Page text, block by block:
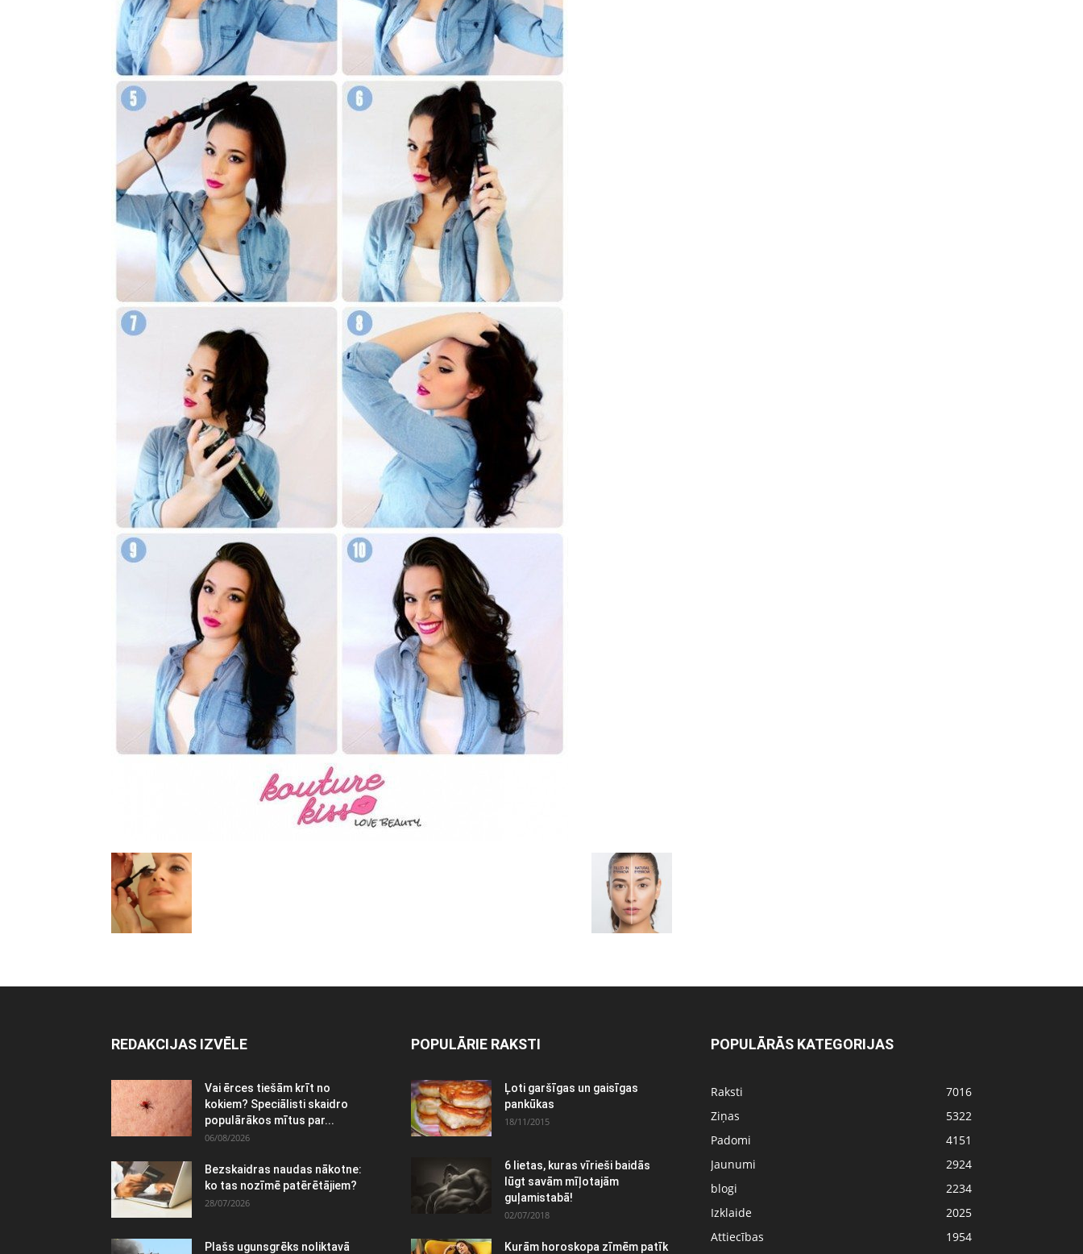
REDAKCIJAS IZVĒLE
Vai ērces tiešām krīt no
kokiem? Speciālisti skaidro
populārākos mītus par...
06/08/2026
Bezskaidras naudas nākotne:
ko tas nozīmē patērētājiem?
28/07/2026
Plašs ugunsgrēks noliktavā
POPULĀRIE RAKSTI
Ļoti garšīgas un gaisīgas
pankūkas
18/11/2015
6 lietas, kuras vīrieši baidās
lūgt savām mīļotajām
guļamistabā!
02/07/2018
Kurām horoskopa zīmēm patīk
POPULĀRĀS KATEGORIJAS
Raksti
7016
Ziņas
5322
Padomi
4151
Jaunumi
2924
blogi
2234
Izklaide
2025
Attiecības
1954